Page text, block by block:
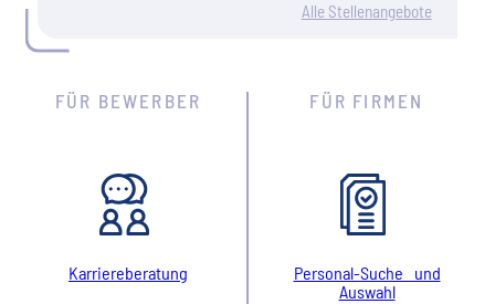
Alle Stellenangebote
FÜR BEWERBER
Karriereberatung
FÜR FIRMEN
Personal-Suche und
Auswahl